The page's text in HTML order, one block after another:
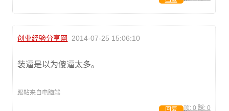
创业经验分享网 2014-07-25 15:06:10
装逼是以为傻逼太多。
跟帖来自电脑端
顶: 0 踩: 0
回复